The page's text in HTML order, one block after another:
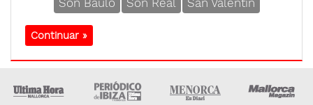
Son Bauló
Son Real San Valentín
Continuar »
Ultima Hora Ultima hora Ibiza Menorca • Es Diari